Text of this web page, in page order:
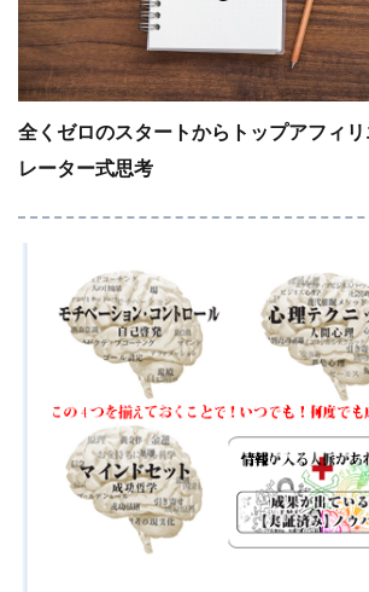
全くゼロのスタートからトップアフィ
レーター式思考